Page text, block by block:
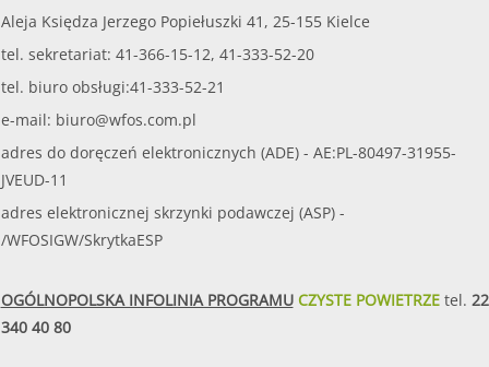
Aleja Księdza Jerzego Popiełuszki 41, 25-155 Kielce
tel. sekretariat: 41-366-15-12, 41-333-52-20
tel. biuro obsługi:41-333-52-21
e-mail: biuro@wfos.com.pl
adres do doręczeń elektronicznych (ADE) - AE:PL-80497-31955-
JVEUD-11
adres elektronicznej skrzynki podawczej (ASP) -
/WFOSIGW/SkrytkaESP
OGÓLNOPOLSKA INFOLINIA PROGRAMUCZYSTE POWIETRZEtel. 22
340 40 80